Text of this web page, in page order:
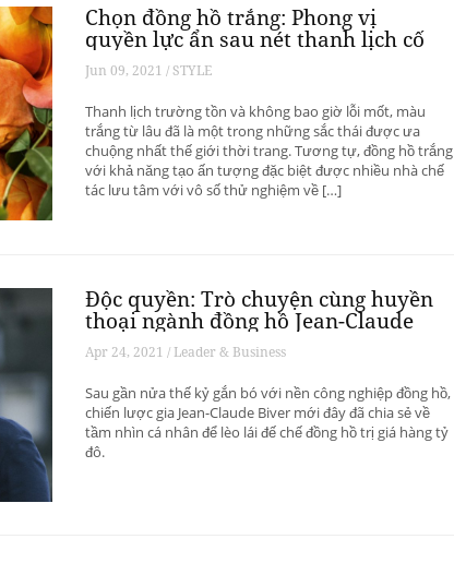
Chọn đồng hồ trắng: Phong vị
quyền lực ẩn sau nét thanh lịch cố
hữu
Jun 09, 2021 / STYLE
Thanh lịch trường tồn và không bao giờ lỗi mốt, màu
trắng từ lâu đã là một trong những sắc thái được ưa
chuộng nhất thế giới thời trang. Tương tự, đồng hồ trắng
với khả năng tạo ấn tượng đặc biệt được nhiều nhà chế
tác lưu tâm với vô số thử nghiệm về […]
Độc quyền: Trò chuyện cùng huyền
thoại ngành đồng hồ Jean-Claude
Biver
Apr 24, 2021 / Leader & Business
Sau gần nửa thế kỷ gắn bó với nền công nghiệp đồng hồ,
chiến lược gia Jean-Claude Biver mới đây đã chia sẻ về
tầm nhìn cá nhân để lèo lái đế chế đồng hồ trị giá hàng tỷ
đô.